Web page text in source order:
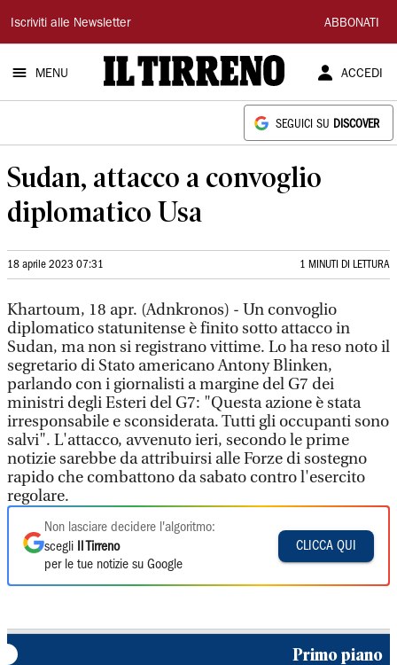
Il
Tirreno
Iscriviti alle Newsletter ABBONATI
MENU ACCEDI
SEGUICI SU DISCOVER
Sudan, attacco a convoglio
diplomatico Usa
18 aprile 2023 07:31 1 MINUTI DI LETTURA
Khartoum, 18 apr. (Adnkronos) - Un convoglio
diplomatico statunitense è finito sotto attacco in
Sudan, ma non si registrano vittime. Lo ha reso noto il
segretario di Stato americano Antony Blinken,
parlando con i giornalisti a margine del G7 dei
ministri degli Esteri del G7: "Questa azione è stata
irresponsabile e sconsiderata. Tutti gli occupanti sono
salvi". L'attacco, avvenuto ieri, secondo le prime
notizie sarebbe da attribuirsi alle Forze di sostegno
rapido che combattono da sabato contro l'esercito
regolare.
Non lasciare decidere l'algoritmo:
scegli
Il Tirreno
per le tue notizie su Google
CLICCA QUI
Primo piano